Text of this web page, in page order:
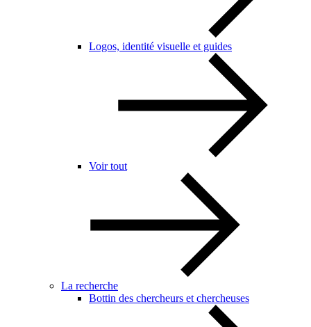
Logos, identité visuelle et guides
Voir tout
La recherche
Bottin des chercheurs et chercheuses